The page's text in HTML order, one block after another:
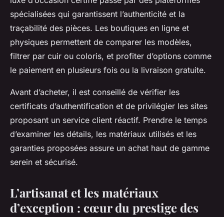
spécialisées qui garantissent l’authenticité et la
traçabilité des pièces. Les boutiques en ligne et
physiques permettent de comparer les modèles,
filtrer par cuir ou coloris, et profiter d’options comme
le paiement en plusieurs fois ou la livraison gratuite.
Avant d’acheter, il est conseillé de vérifier les
certificats d’authentification et de privilégier les sites
proposant un service client réactif. Prendre le temps
d’examiner les détails, les matériaux utilisés et les
garanties proposées assure un achat haut de gamme
serein et sécurisé.
L’artisanat et les matériaux
d’exception : cœur du prestige des